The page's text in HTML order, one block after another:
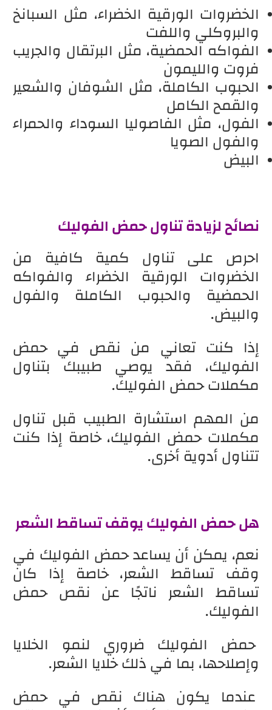
الخضروات الورقية الخضراء، مثل السبانخ
والبروكلي واللفت
الفواكه الحمضية، مثل البرتقال والجريب
فروت والليمون
الحبوب الكاملة، مثل الشوفان والشعير
والقمح الكامل
الفول، مثل الفاصوليا السوداء والحمراء
والفول الصويا
البيض
نصائح لزيادة تناول حمض الفوليك
احرص على تناول كمية كافية من
الخضروات الورقية الخضراء والفواكه
الحمضية والحبوب الكاملة والفول
والبيض.
إذا كنت تعاني من نقص في حمض
الفوليك، فقد يوصي طبيبك بتناول
مكملات حمض الفوليك.
من المهم استشارة الطبيب قبل تناول
مكملات حمض الفوليك، خاصة إذا كنت
تتناول أدوية أخرى.
هل حمض الفوليك يوقف تساقط الشعر
نعم، يمكن أن يساعد حمض الفوليك في
وقف تساقط الشعر، خاصة إذا كان
تساقط الشعر ناتجًا عن نقص حمض
الفوليك.
حمض الفوليك ضروري لنمو الخلايا
وإصلاحها، بما في ذلك خلايا الشعر.
عندما يكون هناك نقص في حمض